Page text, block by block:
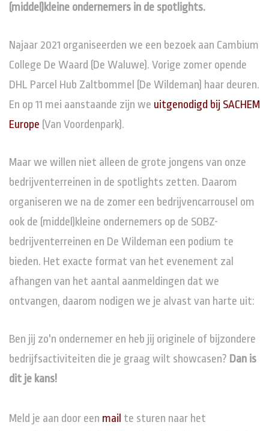
(middel)kleine ondernemers in de spotlights.
Najaar 2021 organiseerden we een bezoek aan Cambium
College De Waard (De Waluwe). Vorige zomer opende
DHL Parcel Hub Zaltbommel (De Wildeman) haar deuren.
En op 11 mei aanstaande zijn we uitgenodigd bij SACHEM
Europe (Van Voordenpark).
Maar we willen niet alleen de grote jongens van onze
bedrijventerreinen in de spotlights zetten. Daarom
organiseren we na de zomer een bedrijvencarrousel om
ook de (middel)kleine ondernemers op de SOBZ-
bedrijventerreinen en De Wildeman een podium te
bieden. Het exacte format van het evenement zal
afhangen van het aantal aanmeldingen dat we
ontvangen, daarom nodigen we je alvast van harte uit:
Ben jij zo'n ondernemer en heb jij originele of bijzondere
bedrijfsactiviteiten die je graag wilt showcasen? Dan is
dit je kans!
Meld je aan door een mail te sturen naar het